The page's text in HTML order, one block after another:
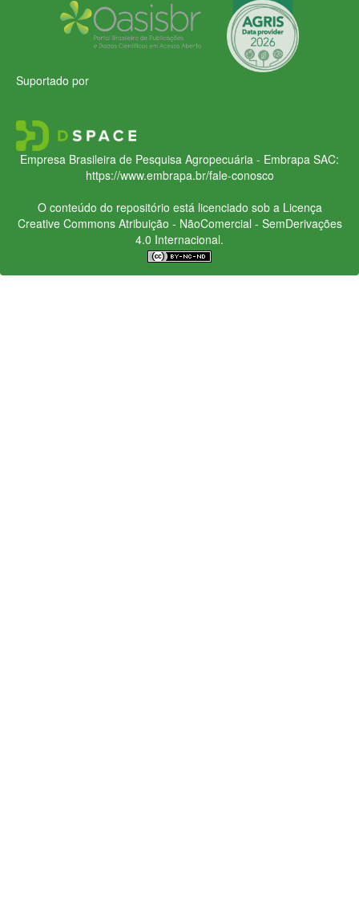
Suportado por
Empresa Brasileira de Pesquisa Agropecuária - Embrapa SAC:
https://www.embrapa.br/fale-conosco
O conteúdo do repositório está licenciado sob a Licença
Creative CommonsAtribuição - NãoComercial - SemDerivações
4.0 Internacional.